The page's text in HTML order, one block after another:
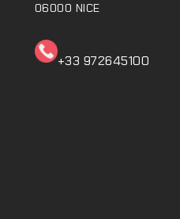
06000 NICE
+33 972645100ㅤㅤㅤㅤㅤ